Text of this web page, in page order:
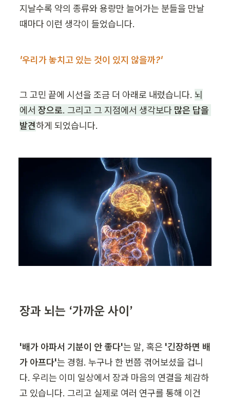
지날수록 약의 종류와 용량만 늘어가는 분들을 만날
때마다 이런 생각이 들었습니다.
'우리가 놓치고 있는 것이 있지 않을까?'
그 고민 끝에 시선을 조금 더 아래로 내렸습니다. 뇌
에서 장으로. 그리고 그 지점에서 생각보다 많은 답을
발견하게 되었습니다.
장과 뇌는 ‘가까운 사이’
'배가 아파서 기분이 안 좋다'는 말, 혹은 '긴장하면 배
가 아프다'는 경험. 누구나 한 번쯤 겪어보셨을 겁니
다. 우리는 이미 일상에서 장과 마음의 연결을 체감하
고 있습니다. 그리고 실제로 여러 연구를 통해 이건